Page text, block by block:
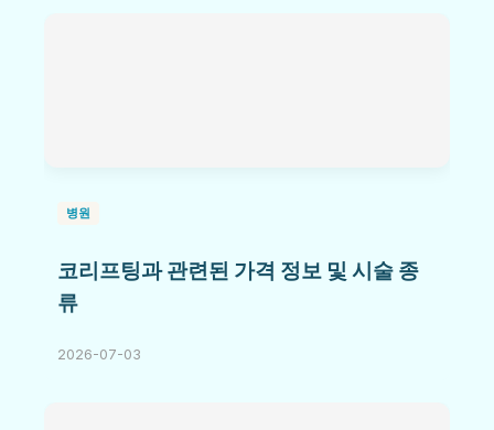
병원
코리프팅과 관련된 가격 정보 및 시술 종
류
2026-07-03